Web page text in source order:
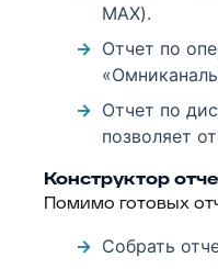
MAX).
Отчет по
Отчет по
позволяет
Конструктор
Помимо готовых
Собрать